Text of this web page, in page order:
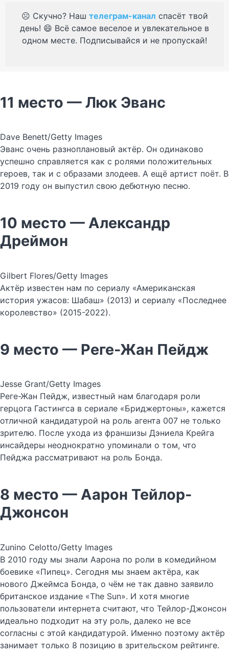
☹️ Скучно? Наш телеграм-канал спасёт твой
день! 😄 Всё самое веселое и увлекательное в
одном месте. Подписывайся и не пропускай!
11 место — Люк Эванс
Dave Benett/Getty Images
Эванс очень разноплановый актёр. Он одинаково
успешно справляется как с ролями положительных
героев, так и с образами злодеев. А ещё артист поёт. В
2019 году он выпустил свою дебютную песню.
10 место — Александр
Дреймон
Gilbert Flores/Getty Images
Актёр известен нам по сериалу «Американская
история ужасов: Шабаш» (2013) и сериалу «Последнее
королевство» (2015-2022).
9 место — Реге-Жан Пейдж
Jesse Grant/Getty Images
Реге-Жан Пейдж, известный нам благодаря роли
герцога Гастингса в сериале «Бриджертоны», кажется
отличной кандидатурой на роль агента 007 не только
зрителю. После ухода из франшизы Дэниела Крейга
инсайдеры неоднократно упоминали о том, что
Пейджа рассматривают на роль Бонда.
8 место — Аарон Тейлор-
Джонсон
Zunino Celotto/Getty Images
В 2010 году мы знали Аарона по роли в комедийном
боевике «Пипец». Сегодня мы знаем актёра, как
нового Джеймса Бонда, о чём не так давно заявило
британское издание «The Sun». И хотя многие
пользователи интернета считают, что Тейлор-Джонсон
идеально подходит на эту роль, далеко не все
согласны с этой кандидатурой. Именно поэтому актёр
занимает только 8 позицию в зрительском рейтинге.